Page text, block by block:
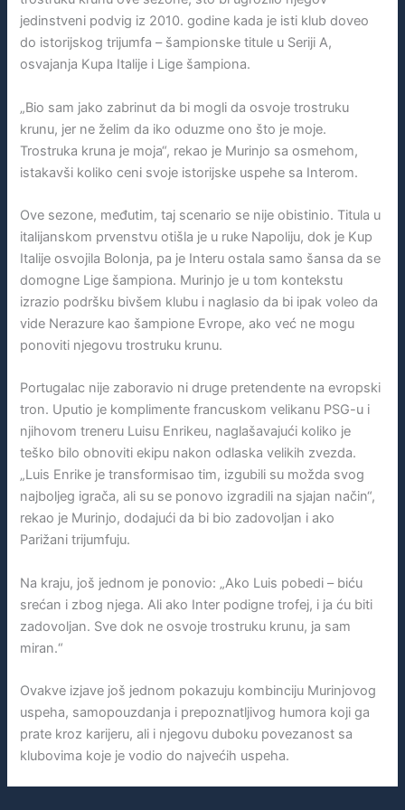
jedinstveni podvig iz 2010. godine kada je isti klub doveo
do istorijskog trijumfa – šampionske titule u Seriji A,
osvajanja Kupa Italije i Lige šampiona.
„Bio sam jako zabrinut da bi mogli da osvoje trostruku
krunu, jer ne želim da iko oduzme ono što je moje.
Trostruka kruna je moja“, rekao je Murinjo sa osmehom,
istakavši koliko ceni svoje istorijske uspehe sa Interom.
Ove sezone, međutim, taj scenario se nije obistinio. Titula u
italijanskom prvenstvu otišla je u ruke Napoliju, dok je Kup
Italije osvojila Bolonja, pa je Interu ostala samo šansa da se
domogne Lige šampiona. Murinjo je u tom kontekstu
izrazio podršku bivšem klubu i naglasio da bi ipak voleo da
vide Nerazure kao šampione Evrope, ako već ne mogu
ponoviti njegovu trostruku krunu.
Portugalac nije zaboravio ni druge pretendente na evropski
tron. Uputio je komplimente francuskom velikanu PSG-u i
njihovom treneru Luisu Enrikeu, naglašavajući koliko je
teško bilo obnoviti ekipu nakon odlaska velikih zvezda.
„Luis Enrike je transformisao tim, izgubili su možda svog
najboljeg igrača, ali su se ponovo izgradili na sjajan način“,
rekao je Murinjo, dodajući da bi bio zadovoljan i ako
Parižani trijumfuju.
Na kraju, još jednom je ponovio: „Ako Luis pobedi – biću
srećan i zbog njega. Ali ako Inter podigne trofej, i ja ću biti
zadovoljan. Sve dok ne osvoje trostruku krunu, ja sam
miran.“
Ovakve izjave još jednom pokazuju kombinciju Murinjovog
uspeha, samopouzdanja i prepoznatljivog humora koji ga
prate kroz karijeru, ali i njegovu duboku povezanost sa
klubovima koje je vodio do najvećih uspeha.